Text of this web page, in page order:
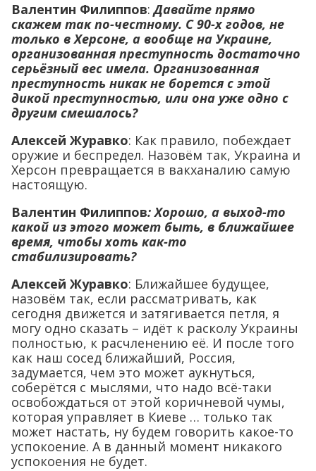
Валентин Филиппов:Давайте прямо
скажем так по-честному. С 90-х годов, не
только в Херсоне, а вообще на Украине,
организованная преступность достаточно
серьёзный вес имела. Организованная
преступность никак не борется с этой
дикой преступностью, или она уже одно с
другим смешалось?
Алексей Журавко: Как правило, побеждает
оружие и беспредел. Назовём так, Украина и
Херсон превращается в вакханалию самую
настоящую.
Валентин Филиппов: Хорошо, а выход-то
какой из этого может быть, в ближайшее
время, чтобы хоть как-то
стабилизировать?
Алексей Журавко: Ближайшее будущее,
назовём так, если рассматривать, как
сегодня движется и затягивается петля, я
могу одно сказать – идёт к расколу Украины
полностью, к расчленению её. И после того
как наш сосед ближайший, Россия,
задумается, чем это может аукнуться,
соберётся с мыслями, что надо всё-таки
освобождаться от этой коричневой чумы,
которая управляет в Киеве … только так
может настать, ну будем говорить какое-то
успокоение. А в данный момент никакого
успокоения не будет.